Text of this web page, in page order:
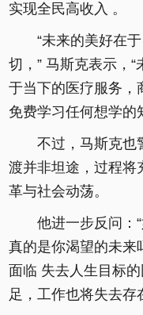
实现全民高收入 。
“未来的美好在
切，” 马斯克表示，
于当下的医疗服务，
免费学习任何想学的
不过，马斯克也
渡并非坦途，过程将
革与社会动荡。
他进一步反问：
真的是你渴望的未来
面临 失去人生目标
足，工作也将失去存